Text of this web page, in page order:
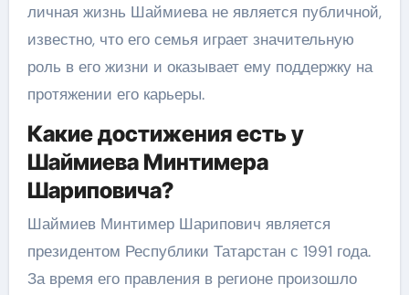
личная жизнь Шаймиева не является публичной,
известно, что его семья играет значительную
роль в его жизни и оказывает ему поддержку на
протяжении его карьеры.
Какие достижения есть у
Шаймиева Минтимера
Шариповича?
Шаймиев Минтимер Шарипович является
президентом Республики Татарстан с 1991 года.
За время его правления в регионе произошло